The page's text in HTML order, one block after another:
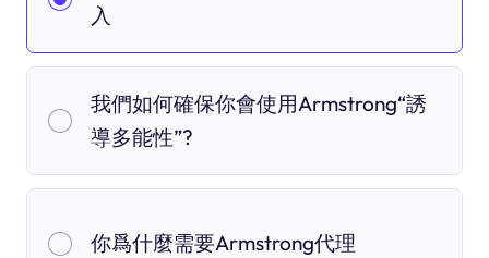
入
我們如何確保你會使用Armstrong“誘
導多能性”?
你爲什麼需要Armstrong代理